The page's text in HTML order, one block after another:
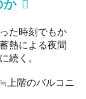
か
た時刻でもか
熱による夜間
続く。
上階のバルコニ